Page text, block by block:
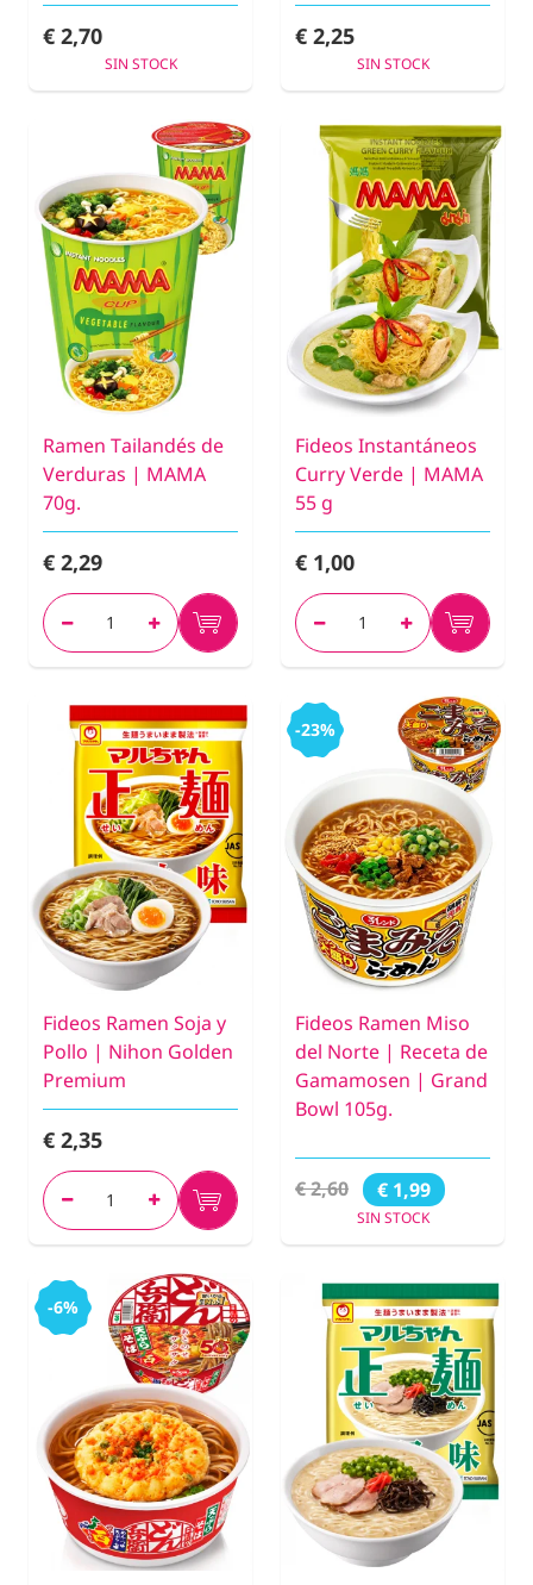
€ 2,70
SIN STOCK
€ 2,25
SIN STOCK
Ramen Tailandés de
Verduras | MAMA
70g.
€ 2,29
Fideos Instantáneos
Curry Verde | MAMA
55 g
€ 1,00
Fideos Ramen Soja y
Pollo | Nihon Golden
Premium
€ 2,35
-23%
Fideos Ramen Miso
del Norte | Receta de
Gamamosen | Grand
Bowl 105g.
€ 2,60 € 1,99
SIN STOCK
-6%